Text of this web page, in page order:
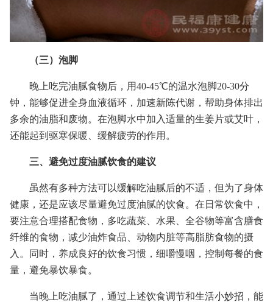
（三）泡脚
晚上吃完油腻食物后，用40-45℃的温水泡脚20-30分
钟，能够促进全身血液循环，加速新陈代谢，帮助身体排出
多余的油脂和废物。在泡脚水中加入适量的生姜片或艾叶，
还能起到驱寒保暖、缓解疲劳的作用。
三、避免过度油腻饮食的建议
虽然有多种方法可以缓解吃油腻后的不适，但为了身体
健康，还是应该尽量避免过度油腻的饮食。在日常饮食中，
要注意合理搭配食物，多吃蔬菜、水果、全谷物等富含膳食
纤维的食物，减少油炸食品、动物内脏等高脂肪食物的摄
入。同时，养成良好的饮食习惯，细嚼慢咽，控制每餐的食
量，避免暴饮暴食。
当晚上吃油腻了，通过上述饮食调节和生活小妙招，能